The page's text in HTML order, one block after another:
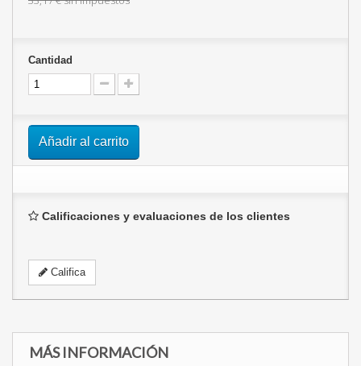
Cantidad
Añadir al carrito
Calificaciones y evaluaciones de los clientes
Califica
MÁS INFORMACIÓN